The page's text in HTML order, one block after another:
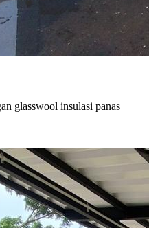
glasswool insulasi panas